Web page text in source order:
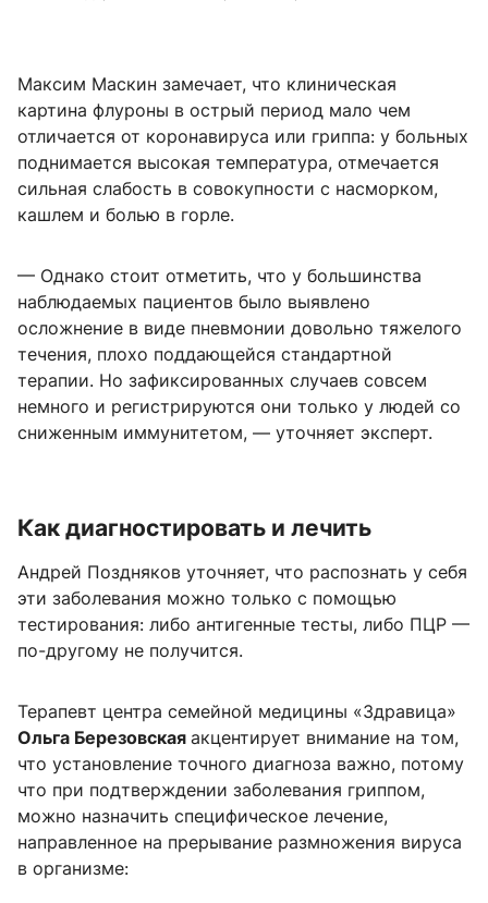
Максим Маскин замечает, что клиническая
картина флуроны в острый период мало чем
отличается от коронавируса или гриппа: у больных
поднимается высокая температура, отмечается
сильная слабость в совокупности с насморком,
кашлем и болью в горле.
— Однако стоит отметить, что у большинства
наблюдаемых пациентов было выявлено
осложнение в виде пневмонии довольно тяжелого
течения, плохо поддающейся стандартной
терапии. Но зафиксированных случаев совсем
немного и регистрируются они только у людей со
сниженным иммунитетом, — уточняет эксперт.
Как диагностировать и лечить
Андрей Поздняков уточняет, что распознать у себя
эти заболевания можно только с помощью
тестирования: либо антигенные тесты, либо ПЦР —
по-другому не получится.
Терапевт центра семейной медицины «Здравица»
Ольга Березовская акцентирует внимание на том,
что установление точного диагноза важно, потому
что при подтверждении заболевания гриппом,
можно назначить специфическое лечение,
направленное на прерывание размножения вируса
в организме: